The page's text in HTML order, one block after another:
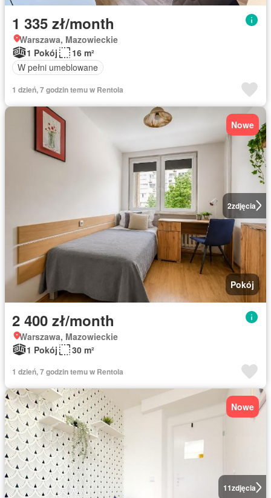
1 335 zł/month
Warszawa, Mazowieckie
1 Pokój
16 m²
W pełni umeblowane
1 dzień, 7 godzin temu w Rentola
2zdjęcia
Nowe
Pokój
2 400 zł/month
Warszawa, Mazowieckie
1 Pokój
30 m²
1 dzień, 7 godzin temu w Rentola
11zdjęcia
Nowe